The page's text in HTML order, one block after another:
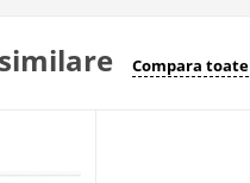
Compara toate